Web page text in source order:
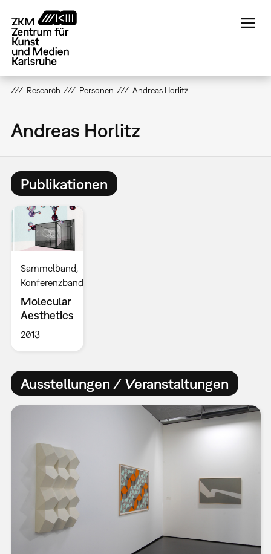
zum
Inhalt
Research Personen Andreas Horlitz
Andreas Horlitz
Publikationen
Sammelband
Konferenzband
Molecular
Aesthetics
2013
Ausstellungen / Veranstaltungen